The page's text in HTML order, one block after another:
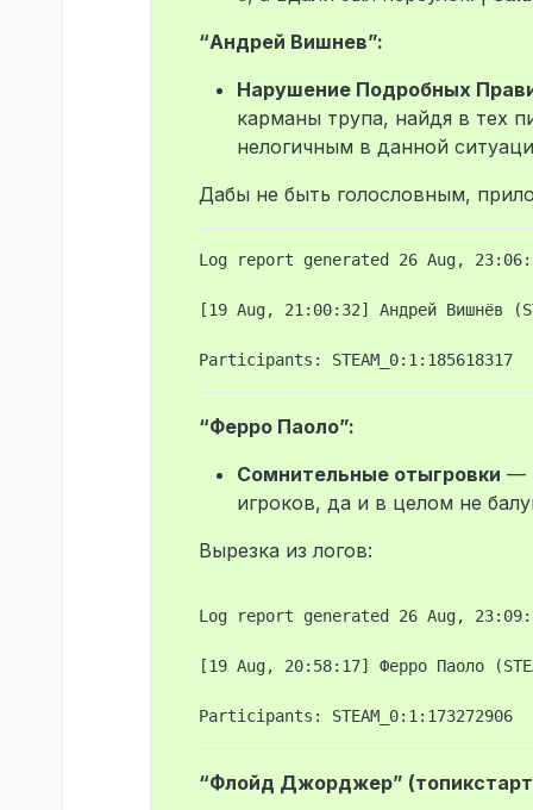
Описание
увидел кто
и моему
с очень
На мои
Джорджер):
20:58:42 -
После чего
трупа даже
После чего
написал
Феро Паоло
“Андрей Вишнев”:
Нарушение Подробных
карманы трупа, найдя в тех
нелогичным в данной
Дабы не быть голословным,
Log report generated 26 Aug,
[19 Aug, 21:00:32] Андрей Вишнёв
“Ферро Паоло”:
Сомнительные отыгровки —
игроков, да и в целом не
Вырезка из логов:
Log report generated 26 Aug,
[19 Aug, 20:58:17] Ферро Паоло
“Флойд Джорджер”